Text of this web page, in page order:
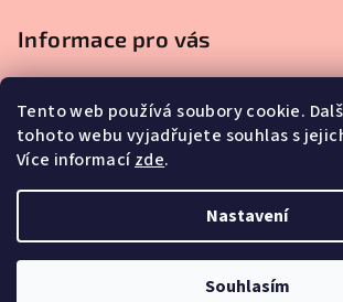
Tento web používá soubory cookie.
tohoto webu vyjadřujete souhlas s
Více informacízde.
Nastavení
Souhlasím
Informace pro vás
Podmínky ochrany osobních údajů
Na co se mě nejčastěji ptáte - ŠPERKY Z
Proč nakupovat u nás?
Reklamace, výměna a vrácení zboží